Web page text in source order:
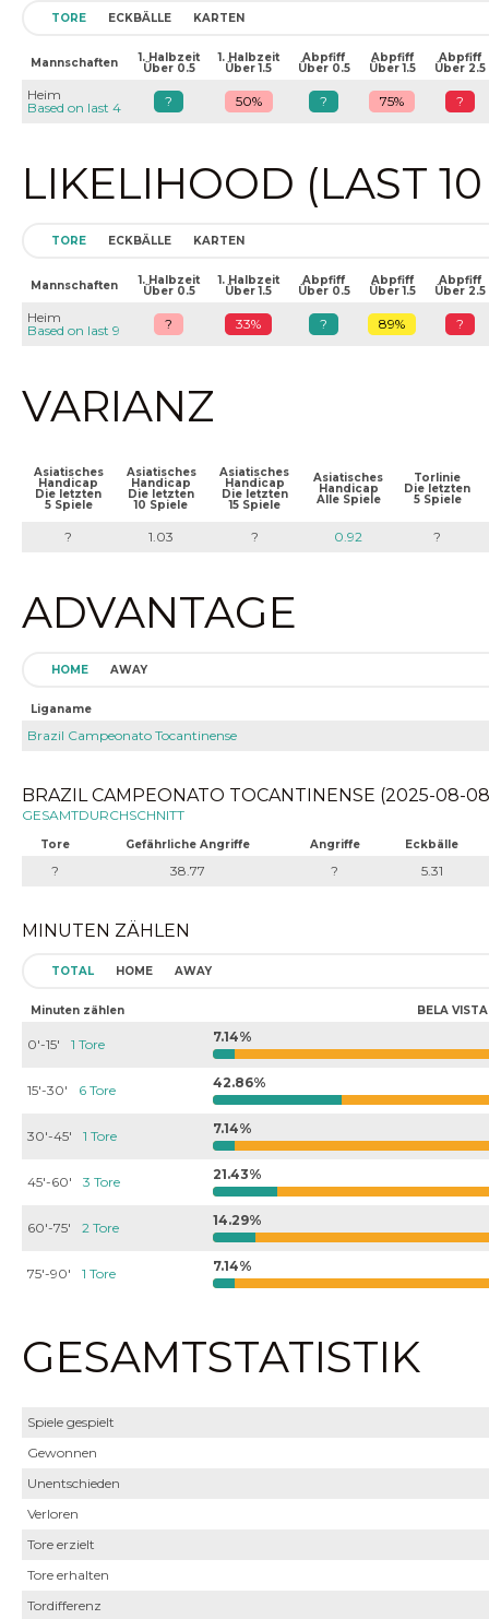
TORE ECKBÄLLE KARTEN
Mannschaften 1. Halbzeit
Über 0.5
1. Halbzeit
Über 1.5
Abpfiff
Über 0.5
Abpfiff
Über 1.5
Abpfiff
Über 2.5
Heim
Based on last 4
? 50% ? 75% ?
LIKELIHOOD (LAST
TORE ECKBÄLLE KARTEN
Mannschaften 1. Halbzeit
Über 0.5
1. Halbzeit
Über 1.5
Abpfiff
Über 0.5
Abpfiff
Über 1.5
Abpfiff
Über 2.5
Heim
Based on last 9
? 33% ? 89% ?
VARIANZ
Asiatisches
Handicap
Die letzten
5 Spiele
Asiatisches
Handicap
Die letzten
10 Spiele
Asiatisches
Handicap
Die letzten
15 Spiele
Asiatisches
Handicap
Alle Spiele
Torlinie
Die letzten
5 Spiele
? 1.03 ? 0.92 ?
ADVANTAGE
HOME AWAY
Liganame
Brazil Campeonato Tocantinense
BRAZIL CAMPEONATO TOCANTINENSE (2025-08-
GESAMTDURCHSCHNITT
Tore Gefährliche Angriffe Angriffe Eckbälle
? 38.77 ? 5.31
MINUTEN ZÄHLEN
TOTAL HOME AWAY
Minuten zählen BELA
0'-15' 1 Tore 7.14%
15'-30' 6 Tore 42.86%
30'-45' 1 Tore 7.14%
45'-60' 3 Tore 21.43%
60'-75' 2 Tore 14.29%
75'-90' 1 Tore 7.14%
GESAMTSTATISTIK
Spiele gespielt
Gewonnen
Unentschieden
Verloren
Tore erzielt
Tore erhalten
Tordifferenz